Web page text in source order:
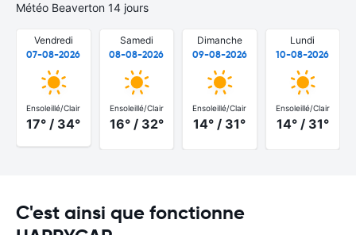
Météo Beaverton 14 jours
Vendredi
07-08-2026
Ensoleillé/Clair
17° / 34°
Samedi
08-08-2026
Ensoleillé/Clair
16° / 32°
Dimanche
09-08-2026
Ensoleillé/Clair
14° / 31°
Lundi
10-08-2026
Ensoleillé/Clair
14° / 31°
C'est ainsi que fonctionne